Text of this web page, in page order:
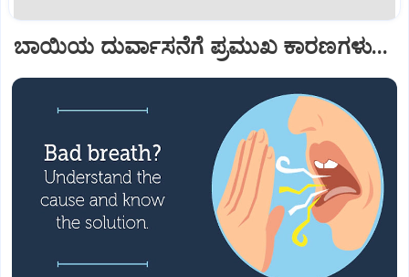
ಬಾಯಿಯ ದುರ್ವಾಸನೆಗೆ ಪ್ರಮುಖ ಕಾರಣಗಳು...